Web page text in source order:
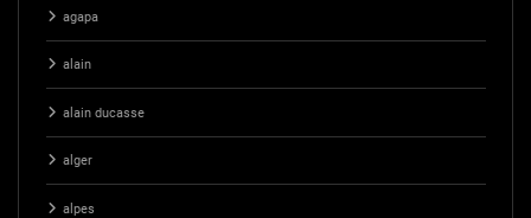
agapa
alain
alain ducasse
alger
alpes